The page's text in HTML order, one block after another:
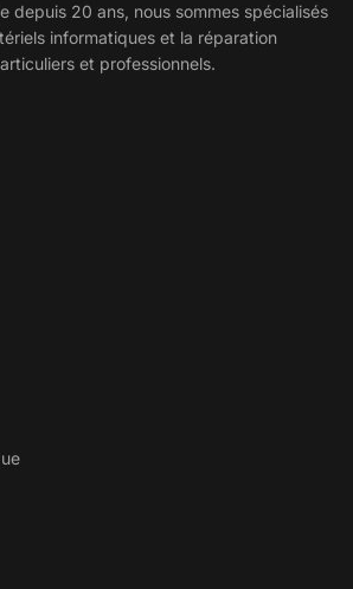
depuis 20 ans, nous sommes spécialisés
informatiques et la réparation
et professionnels.